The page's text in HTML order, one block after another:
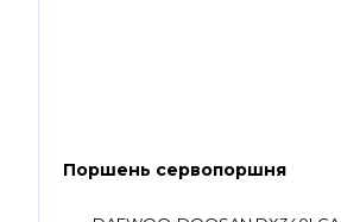
Поршень сервопоршня